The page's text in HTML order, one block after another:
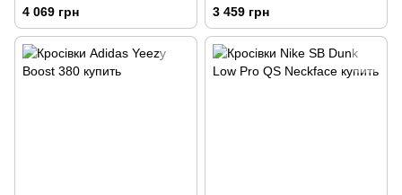
4 069 грн 3 459 грн